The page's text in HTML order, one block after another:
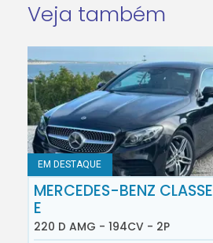
Veja também
EM DESTAQUE
MERCEDES-BENZ CLASSE
E
220 D AMG - 194CV - 2P